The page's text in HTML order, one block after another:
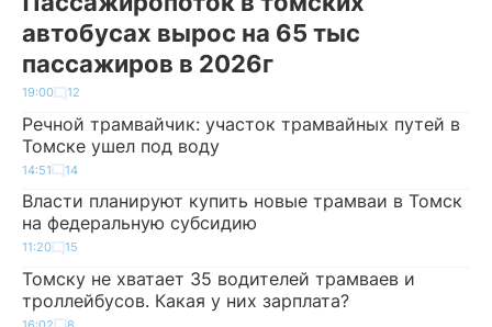
автобусах вырос на 65 тыс
пассажиров в 2026г
19:00 12
Речной трамвайчик: участок трамвайных путей в
Томске ушел под воду
14:51 14
Власти планируют купить новые трамваи в Томск
на федеральную субсидию
11:20 15
Томску не хватает 35 водителей трамваев и
троллейбусов. Какая у них зарплата?